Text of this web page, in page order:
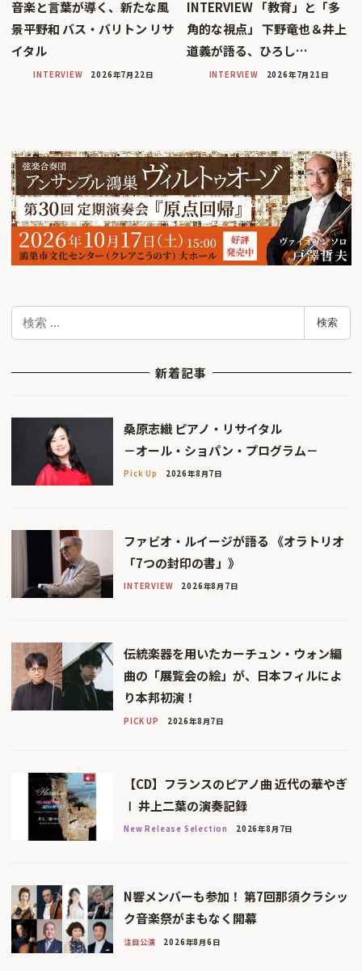
音楽と言葉が導く、新たな風
景平野和 バス・バリトン リサ
イタル
INTERVIEW 2026年7月22日
INTERVIEW 「教育」と「多
角的な視点」 下野竜也＆井上
道義が語る、ひろし…
INTERVIEW 2026年7月21日
検
検索
新着記事
桑原志織 ピアノ・リサイタル
－オール・ショパン・プログラム－
Pick Up 2026年8月7日
ファビオ・ルイージが語る 《オラトリオ
「7つの封印の書」》
INTERVIEW 2026年8月7日
伝統楽器を用いたカーチュン・ウォン編
曲の「展覧会の絵」が、日本フィルによ
り本邦初演！
PICK UP 2026年8月7日
【CD】フランスのピアノ曲 近代の華やぎ
Ⅰ 井上二葉の演奏記録
New Release Selection 2026年8月7日
N響メンバーも参加！ 第7回那須クラシッ
ク音楽祭がまもなく開幕
注目公演 2026年8月6日